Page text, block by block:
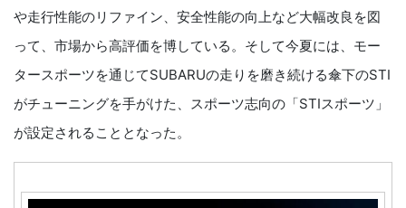
や走行性能のリファイン、安全性能の向上など大幅改良を図
って、市場から高評価を博している。そして今夏には、モー
タースポーツを通じてSUBARUの走りを磨き続ける傘下のSTI
がチューニングを手がけた、スポーツ志向の「STIスポーツ」
が設定されることとなった。